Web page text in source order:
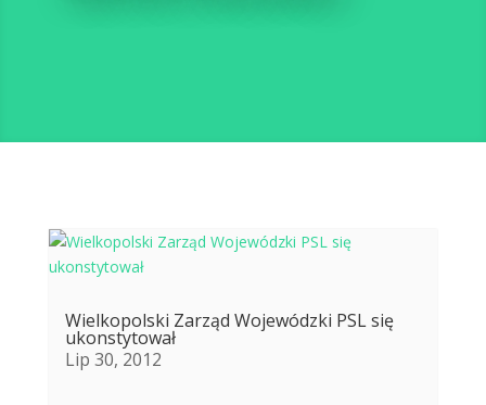
Wielkopolski Zarząd Wojewódzki PSL się
ukonstytował
Lip 30, 2012